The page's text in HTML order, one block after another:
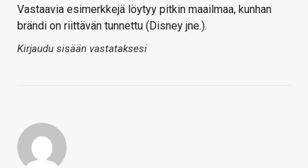
Vastaavia esimerkkejä löytyy pitkin maailmaa, kunhan
brändi on riittävän tunnettu (Disney jne.).
Kirjaudu sisään vastataksesi